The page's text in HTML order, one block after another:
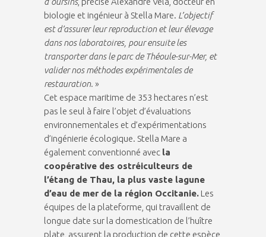
biologie et ingénieur à Stella Mare. L’objectif
est d’assurer leur reproduction et leur élevage
dans nos laboratoires, pour ensuite les
transporter dans le parc de Théoule-sur-Mer, et
valider nos méthodes expérimentales de
restauration. »
Cet espace maritime de 353 hectares n’est
pas le seul à faire l’objet d’évaluations
environnementales et d’expérimentations
d’ingénierie écologique. Stella Mare a
également conventionné avec la
coopérative des ostréiculteurs de
l’étang de Thau, la plus vaste lagune
d’eau de mer de la région Occitanie. Les
équipes de la plateforme, qui travaillent de
longue date sur la domestication de l’huître
plate, assurent la production de cette espèce